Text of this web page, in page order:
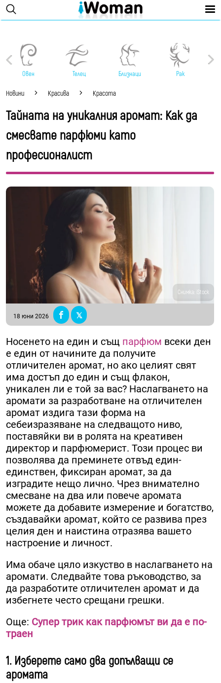
Овен Телец Близнаци Рак
Новини Красива Красота
Тайната на уникалния аромат: Как да
смесвате парфюми като
професионалист
Снимка: iStock
18 юни 2026
Носенето на един и същ парфюм всеки ден
е един от начините да получите
отличителен аромат, но ако целият свят
има достъп до един и същ флакон,
уникален ли е той за вас? Наслагването на
аромати за разработване на отличителен
аромат издига тази форма на
себеизразяване на следващото ниво,
поставяйки ви в ролята на креативен
директор и парфюмерист. Този ​​процес ви
позволява да преминете отвъд един-
единствен, фиксиран аромат, за да
изградите нещо лично. Чрез внимателно
смесване на два или повече аромата
можете да добавите измерение и богатство,
създавайки аромат, който се развива през
целия ден и наистина отразява вашето
настроение и личност.
Има обаче цяло изкуство в наслагването на
аромати. Следвайте това ръководство, за
да разработите отличителен аромат и да
избегнете често срещани грешки.
Още: Супер трик как парфюмът ви да е по-
траен
1. Изберете само два допълващи се
аромата